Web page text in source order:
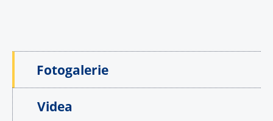
Fotogalerie
Videa